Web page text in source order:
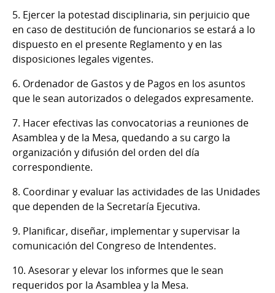
5. Ejercer la potestad disciplinaria, sin perjuicio que
en caso de destitución de funcionarios se estará a lo
dispuesto en el presente Reglamento y en las
disposiciones legales vigentes.
6. Ordenador de Gastos y de Pagos en los asuntos
que le sean autorizados o delegados expresamente.
7. Hacer efectivas las convocatorias a reuniones de
Asamblea y de la Mesa, quedando a su cargo la
organización y difusión del orden del día
correspondiente.
8. Coordinar y evaluar las actividades de las Unidades
que dependen de la Secretaría Ejecutiva.
9. Planificar, diseñar, implementar y supervisar la
comunicación del Congreso de Intendentes.
10. Asesorar y elevar los informes que le sean
requeridos por la Asamblea y la Mesa.